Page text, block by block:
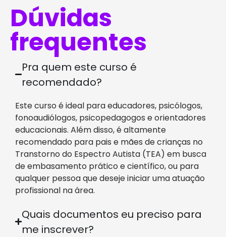
Dúvidas
frequentes
Pra quem este curso é
recomendado?
Este curso é ideal para educadores, psicólogos,
fonoaudiólogos, psicopedagogos e orientadores
educacionais. Além disso, é altamente
recomendado para pais e mães de crianças no
Transtorno do Espectro Autista (TEA) em busca
de embasamento prático e científico, ou para
qualquer pessoa que deseje iniciar uma atuação
profissional na área.
Quais documentos eu preciso para
me inscrever?